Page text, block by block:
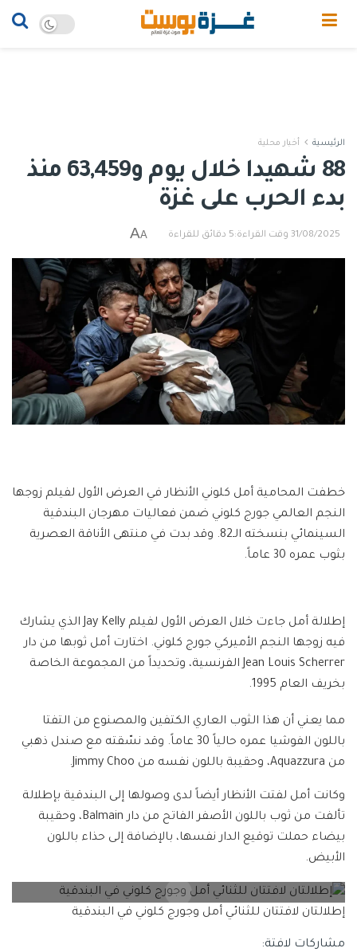
الرئيسية أخبار محلية
88 شهيدا خلال يوم و63,459 منذ
بدء الحرب على غزة
31/08/2025 وقت القراءة:5 دقائق للقراءة A
A
خطفت المحامية أمل كلوني الأنظار في العرض الأول لفيلم زوجها
النجم العالمي جورج كلوني ضمن فعاليات مهرجان البندقية
السينمائي بنسخته الـ82. وقد بدت في منتهى الأناقة العصرية
بثوب عمره 30 عاماً.
إطلالة أمل جاءت خلال العرض الأول لفيلم Jay Kelly الذي يشارك
فيه زوجها النجم الأميركي جورج كلوني. اختارت أمل ثوبها من دار
Jean Louis Scherrer الفرنسية، وتحديداً من المجموعة الخاصة
بخريف العام 1995.
مما يعني أن هذا الثوب العاري الكتفين والمصنوع من التفتا
باللون الفوشيا عمره حالياً 30 عاماً. وقد نسّقته مع صندل ذهبي
من Aquazzura، وحقيبة باللون نفسه من Jimmy Choo.
وكانت أمل لفتت الأنظار أيضاً لدى وصولها إلى البندقية بإطلالة
تألفت من ثوب باللون الأصفر الفاتح من دار Balmain، وحقيبة
بيضاء حملت توقيع الدار نفسها، بالإضافة إلى حذاء باللون
الأبيض.
إطلالتان لافتتان للثنائي أمل وجورج كلوني في البندقية
مشاركات لافتة: